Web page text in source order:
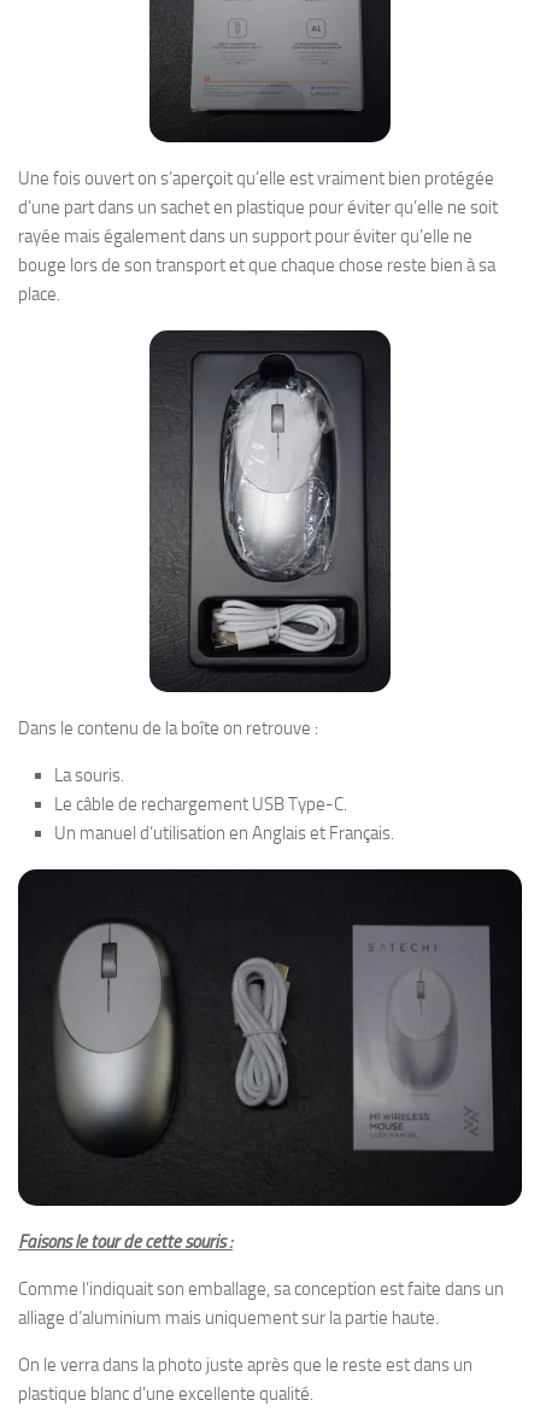
Une fois ouvert on s’aperçoit qu’elle est vraiment bien protégée
d’une part dans un sachet en plastique pour éviter qu’elle ne soit
rayée mais également dans un support pour éviter qu’elle ne
bouge lors de son transport et que chaque chose reste bien à sa
place.
Dans le contenu de la boîte on retrouve :
La souris.
Le câble de rechargement USB Type-C.
Un manuel d’utilisation en Anglais et Français.
Faisons le tour de cette souris :
Comme l’indiquait son emballage, sa conception est faite dans un
alliage d’aluminium mais uniquement sur la partie haute.
On le verra dans la photo juste après que le reste est dans un
plastique blanc d’une excellente qualité.